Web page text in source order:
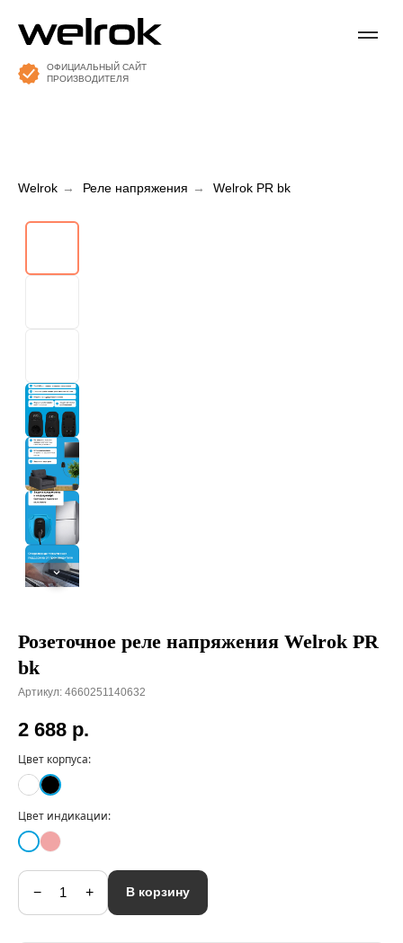
ОФИЦИАЛЬНЫЙ САЙТ
ПРОИЗВОДИТЕЛЯ
Welrok → Реле напряжения → Welrok PR bk
Розеточное реле напряжения Welrok PR
bk
Артикул: 4660251140632
2 688 р.
Цвет корпуса:
Цвет индикации:
− + В корзину